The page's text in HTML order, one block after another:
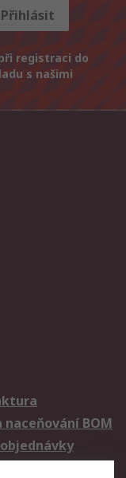
Přihlásit
registraci do
s našimi
naceňování BOM